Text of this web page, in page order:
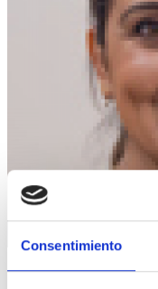
Consentimiento